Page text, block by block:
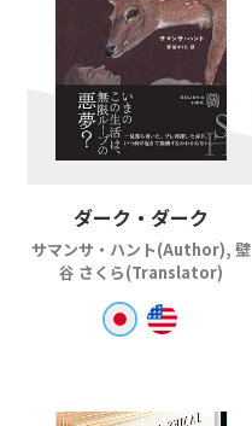
ダーク・ダーク
サマンサ・ハント(Author), 壁
谷 さくら(Translator)